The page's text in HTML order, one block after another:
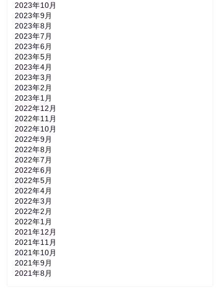
2023年10月
2023年9月
2023年8月
2023年7月
2023年6月
2023年5月
2023年4月
2023年3月
2023年2月
2023年1月
2022年12月
2022年11月
2022年10月
2022年9月
2022年8月
2022年7月
2022年6月
2022年5月
2022年4月
2022年3月
2022年2月
2022年1月
2021年12月
2021年11月
2021年10月
2021年9月
2021年8月